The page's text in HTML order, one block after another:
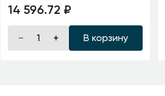
14 596.72 ₽
В корзину